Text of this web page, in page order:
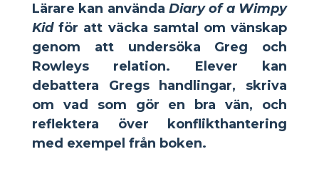
Lärare kan använda Diary of a Wimpy
Kidför att väcka samtal om vänskap
genom att undersöka Greg och
Rowleys relation. Elever kan
debattera Gregs handlingar, skriva
om vad som gör en bra vän, och
reflektera över konflikthantering
med exempel från boken.